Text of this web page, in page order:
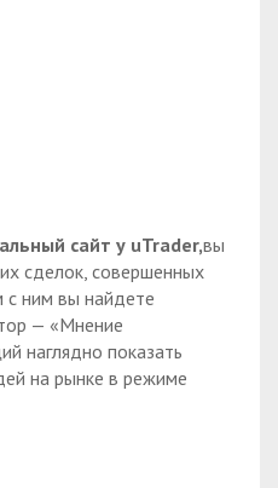
сайт у uTrader,вы
сделок, совершенных
с ним вы найдете
— «Мнение
наглядно показать
на рынке в режиме